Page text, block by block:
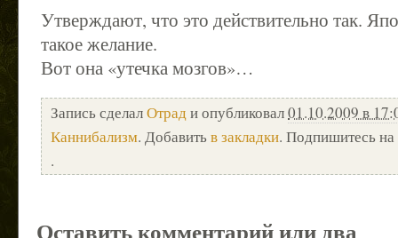
Утверждают, что это действительно так.
такое желание.
Вот она «утечка мозгов»…
Запись сделалОтради опубликовал01.10.2009 в
Каннибализм. Добавитьв закладки. Подпишитесь
.
Оставить комментарий или два